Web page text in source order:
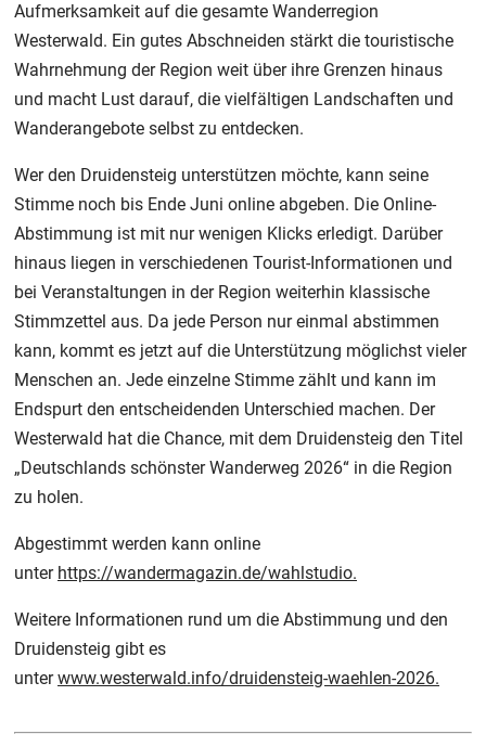
Aufmerksamkeit auf die gesamte Wanderregion
Westerwald. Ein gutes Abschneiden stärkt die touristische
Wahrnehmung der Region weit über ihre Grenzen hinaus
und macht Lust darauf, die vielfältigen Landschaften und
Wanderangebote selbst zu entdecken.
Wer den Druidensteig unterstützen möchte, kann seine
Stimme noch bis Ende Juni online abgeben. Die Online-
Abstimmung ist mit nur wenigen Klicks erledigt. Darüber
hinaus liegen in verschiedenen Tourist-Informationen und
bei Veranstaltungen in der Region weiterhin klassische
Stimmzettel aus. Da jede Person nur einmal abstimmen
kann, kommt es jetzt auf die Unterstützung möglichst vieler
Menschen an. Jede einzelne Stimme zählt und kann im
Endspurt den entscheidenden Unterschied machen. Der
Westerwald hat die Chance, mit dem Druidensteig den Titel
„Deutschlands schönster Wanderweg 2026“ in die Region
zu holen.
Abgestimmt werden kann online
unter https://wandermagazin.de/wahlstudio.
Weitere Informationen rund um die Abstimmung und den
Druidensteig gibt es
unterwww.westerwald.info/druidensteig-waehlen-2026.